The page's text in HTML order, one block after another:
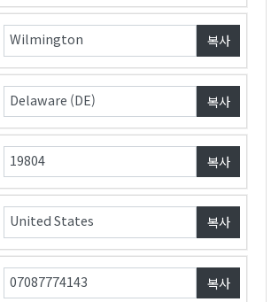
복사
복사
복사
복사
복사